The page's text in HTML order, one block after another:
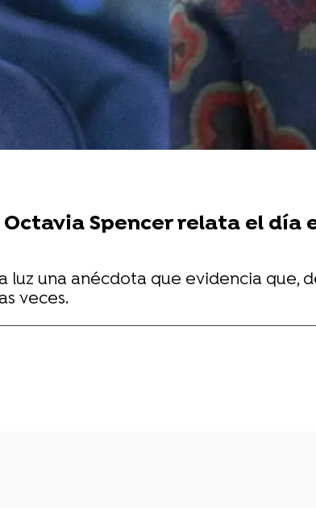
Spencer relata el día
luz una anécdota que evidencia que,
veces.